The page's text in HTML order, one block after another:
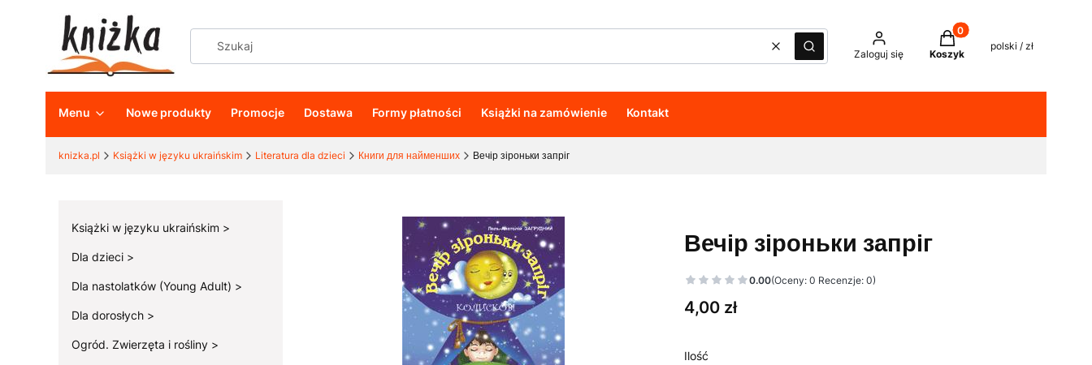
WyczyśćSzukaj Zaloguj się
Produkty w koszyku: 0.
Koszyk
polski / zł
Menu Nowe produkty Promocje Dostawa Formy płatności Książki na zamówienie Kontakt
knizka.pl Książki w języku ukraińskim Literatura dla dzieci Книги для найменших Вечір зіроньки запріг
Książki w języku ukraińskim
Dla dzieci
Dla nastolatków (Young Adult)
Dla dorosłych
Ogród. Zwierzęta i rośliny
Вечір зіроньки запріг
0.00(Oceny: 0 Recenzje: 0)
Cena
4,00 zł
Ilość